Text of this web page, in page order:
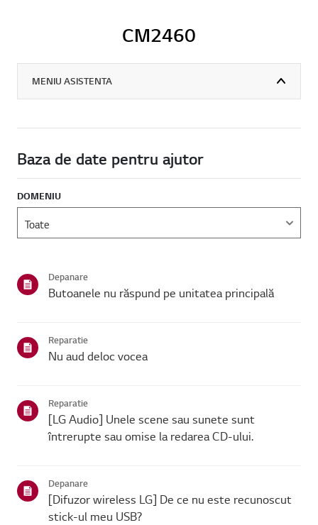
CM2460
MENIU ASISTENTA
Baza de date pentru ajutor
DOMENIU
Depanare
Butoanele nu răspund pe unitatea principală
Reparatie
Nu aud deloc vocea
Reparatie
[LG Audio] Unele scene sau sunete sunt
întrerupte sau omise la redarea CD-ului.
Depanare
[Difuzor wireless LG] De ce nu este recunoscut
stick-ul meu USB?